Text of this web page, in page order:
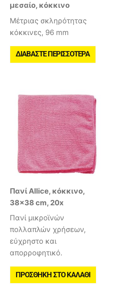
μεσαίο, κόκκινο
Μέτριας σκληρότητας
κόκκινες, 96 mm
ΔΙΑΒΆΣΤΕ ΠΕΡΙΣΣΌΤΕΡΑ
Πανί Allice, κόκκινο,
38×38 cm, 20x
Πανί μικροϊνών
πολλαπλών χρήσεων,
εύχρηστο και
απορροφητικό.
ΠΡΟΣΘΉΚΗ ΣΤΟ ΚΑΛΆΘΙ